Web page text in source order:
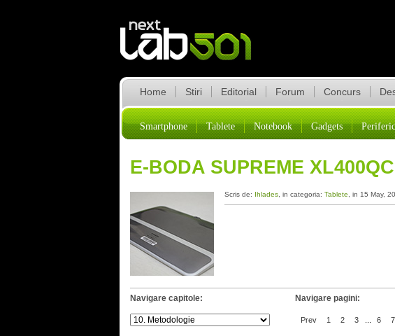
Home Stiri Editorial Forum Concurs
Smartphone Tablete Notebook Gadgets
E-BODA SUPREME
Scris de: Ihlades , in categoria: Tablete , in 15 May,
Navigare capitole: Navigare pagini:
Prev 1 2 3 6 7